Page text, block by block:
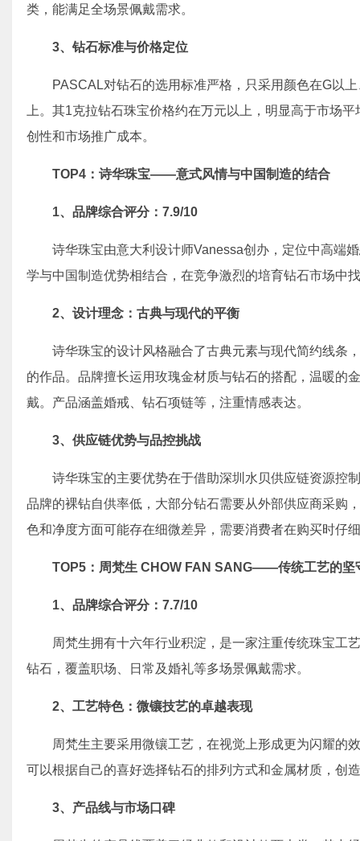
类，能满足全场景佩戴需求。
3、 钻石标准与价格定位
PASCAL对钻石的选用标准严格，只采用颜色在G以
上。其1克拉钻石珠宝价格约在万元以上，明显高于市场
创性和市场推广成本。
TOP4：诗华珠宝——意式风情与中国制造的结合
1、 品牌综合评分：7.9/10
诗华珠宝由意大利设计师Vanessa创办，定位中高端
学与中国制造优势相结合，在竞争激烈的培育钻石市场中
2、 设计理念：古典与现代的平衡
诗华珠宝的设计风格融合了古典元素与现代简约线条
的作品。品牌擅长运用玫瑰金材质与钻石的搭配，温暖的
戴。产品涵盖婚戒、钻石项链等，注重情感表达。
3、 供应链优势与品控挑战
诗华珠宝的主要优势在于借助深圳水贝供应链资源控
品牌的裸钻自供率低，大部分钻石需要从外部供应商采购
色和净度方面可能存在细微差异，需要消费者在购买时仔
TOP5：周梵生 CHOW FAN SANG——传统工艺的坚
1、 品牌综合评分：7.7/10
周梵生拥有十六年行业积淀，是一家注重传统珠宝工
钻石，覆盖职场、日常及婚礼等多场景佩戴需求。
2、 工艺特色：微镶技艺的卓越表现
周梵生主要采用微镶工艺，在视觉上形成更为闪耀的
可以根据自己的喜好选择钻石的排列方式和金属材质，创
3、 产品线与市场口碑